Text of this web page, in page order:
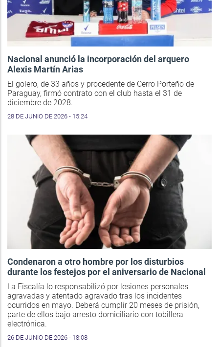
Nacional anunció la incorporación del arquero
Alexis Martín Arias
El golero, de 33 años y procedente de Cerro Porteño de
Paraguay, firmó contrato con el club hasta el 31 de
diciembre de 2028.
28 DE JUNIO DE 2026 - 15:24
Condenaron a otro hombre por los disturbios
durante los festejos por el aniversario de Nacional
La Fiscalía lo responsabilizó por lesiones personales
agravadas y atentado agravado tras los incidentes
ocurridos en mayo. Deberá cumplir 20 meses de prisión,
parte de ellos bajo arresto domiciliario con tobillera
electrónica.
26 DE JUNIO DE 2026 - 18:08